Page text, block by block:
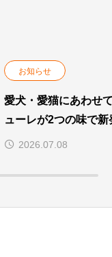
お知らせ
愛犬・愛猫にあわせ
ューレが2つの味で
は体の内側と外側の
2026.07.08